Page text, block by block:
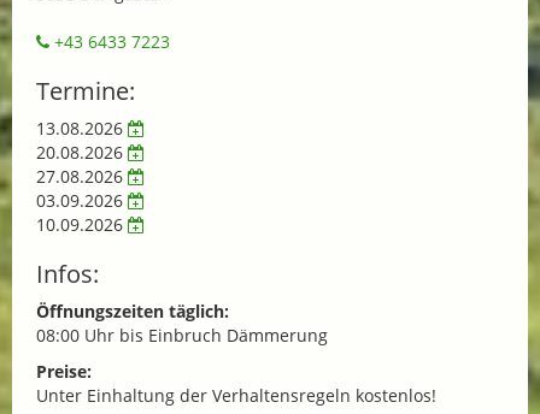
+43 6433 7223
Termine:
13.08.2026
20.08.2026
27.08.2026
03.09.2026
10.09.2026
Infos:
Öffnungszeiten täglich:
08:00 Uhr bis Einbruch Dämmerung
Preise:
Unter Einhaltung der Verhaltensregeln kostenlos!